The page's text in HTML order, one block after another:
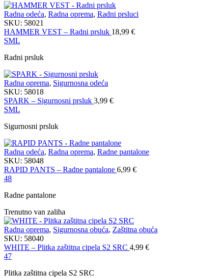
Radna odeća, Radna oprema, Radni prsluci
SKU: 58021
HAMMER VEST – Radni prsluk 18,99 €
SML
Radni prsluk
Radna oprema, Sigurnosna odeća
SKU: 58018
SPARK – Sigurnosni prsluk 3,99 €
SML
Sigurnosni prsluk
Radna odeća, Radna oprema, Radne pantalone
SKU: 58048
RAPID PANTS – Radne pantalone 6,99 €
48
Radne pantalone
Trenutno van zaliha
Radna oprema, Sigurnosna obuća, Zaštitna obuća
SKU: 58040
WHITE – Plitka zaštitna cipela S2 SRC 4,99 €
47
Plitka zaštitna cipela S2 SRC